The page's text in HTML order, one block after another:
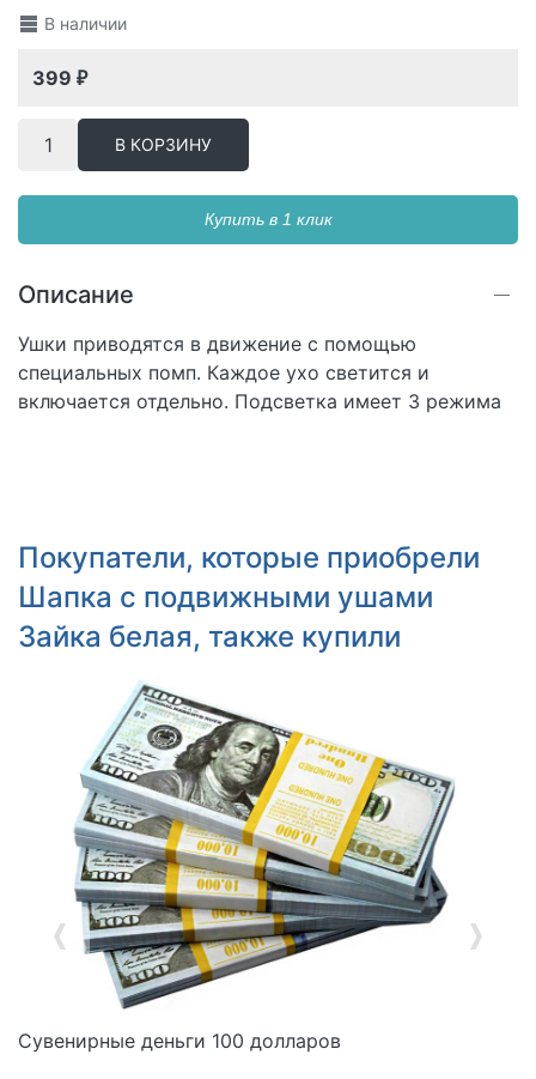
В наличии
399 ₽
В КОРЗИНУ
Купить в 1 клик
Описание
Ушки приводятся в движение с помощью
специальных помп. Каждое ухо светится и
включается отдельно. Подсветка имеет 3 режима
Покупатели, которые приобрели
Шапка с подвижными ушами
Зайка белая, также купили
Сувенирные деньги 100 долларов